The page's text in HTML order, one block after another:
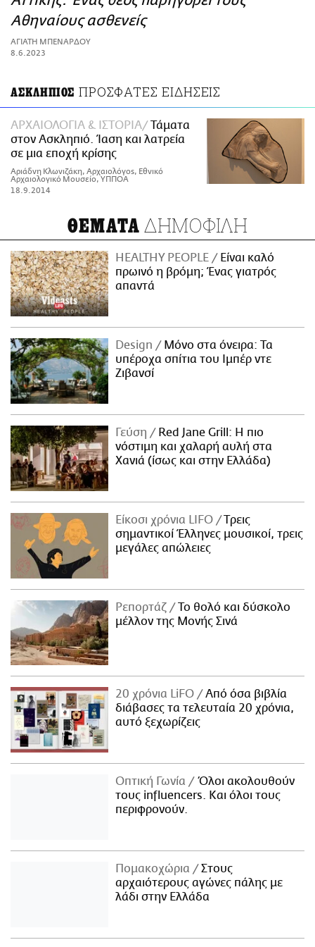
ΑΜΠΑ
PRINT
Αθηναίους ασθενείς
ΑΓΙΑΤΗ ΜΠΕΝΑΡΔΟΥ
8.6.2023
ΑΣΚΛΗΠΙΟΣ ΠΡΟΣΦΑΤΕΣ ΕΙΔΗΣΕΙΣ
ΑΡΧΑΙΟΛΟΓΙΑ & ΙΣΤΟΡΙΑ
Τάματα
στον Ασκληπιό. Ίαση και λατρεία
σε μια εποχή κρίσης
Αριάδνη Κλωνιζάκη, Αρχαιολόγοs, Εθνικό
Αρχαιολογικό Μουσείο, ΥΠΠΟΑ
18.9.2014
ΘΕΜΑΤΑ ΔΗΜΟΦΙΛΗ
HEALTHY PEOPLE
Είναι καλό
πρωινό η βρόμη; Ένας γιατρός
απαντά
Design
Μόνο στα όνειρα: Τα
υπέροχα σπίτια του Ιμπέρ ντε
Ζιβανσί
Γεύση
Red Jane Grill: Η πιο
νόστιμη και χαλαρή αυλή στα
Χανιά (ίσως και στην Ελλάδα)
Είκοσι χρόνια LIFO
Tρεις
σημαντικοί Έλληνες μουσικοί, τρεις
μεγάλες απώλειες
Ρεπορτάζ
Το θολό και δύσκολο
μέλλον της Μονής Σινά
20 χρόνια LiFO
Από όσα βιβλία
διάβασες τα τελευταία 20 χρόνια,
αυτό ξεχωρίζεις
Οπτική Γωνία
Όλοι ακολουθούν
τους influencers. Και όλοι τους
περιφρονούν.
Πομακοχώρια
Στους
αρχαιότερους αγώνες πάλης με
λάδι στην Ελλάδα